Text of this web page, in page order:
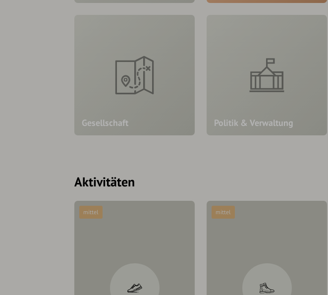
Gesellschaft Politik & Verwaltung
Aktivitäten
mittel mittel